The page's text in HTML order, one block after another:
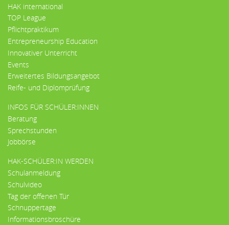
HAK international
TOP League
Pflichtpraktikum
Entrepreneurship Education
Innovativer Unterricht
Events
Erweitertes Bildungsangebot
Reife- und Diplomprüfung
INFOS FÜR SCHÜLER:INNEN
Beratung
Sprechstunden
Jobbörse
HAK-SCHÜLER:IN WERDEN
Schulanmeldung
Schulvideo
Tag der offenen Tür
Schnuppertage
Informationsbroschüre